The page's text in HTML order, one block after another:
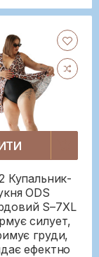
Купальник-
ODS
S–7XL
силует,
груди,
ефектно